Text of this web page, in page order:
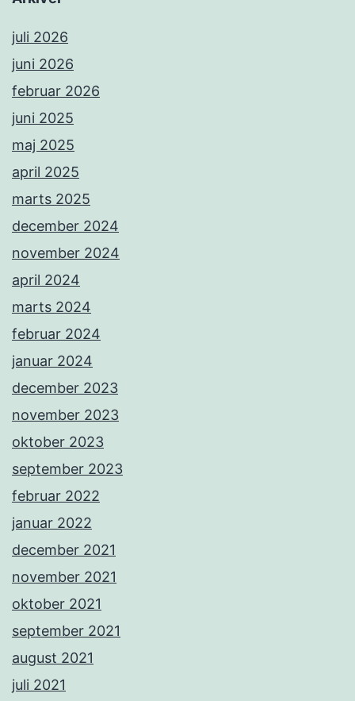
juli 2026
juni 2026
februar 2026
juni 2025
maj 2025
april 2025
marts 2025
december 2024
november 2024
april 2024
marts 2024
februar 2024
januar 2024
december 2023
november 2023
oktober 2023
september 2023
februar 2022
januar 2022
december 2021
november 2021
oktober 2021
september 2021
august 2021
juli 2021